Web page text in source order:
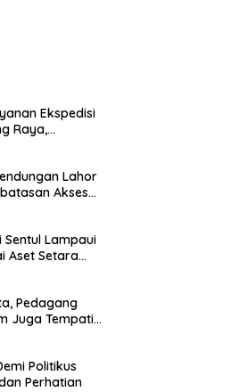
Ekspedisi
Raya,
Lahor
Akses
Sentul Lampaui
Aset Setara
Pedagang
Juga Tempati
Politikus
Perhatian